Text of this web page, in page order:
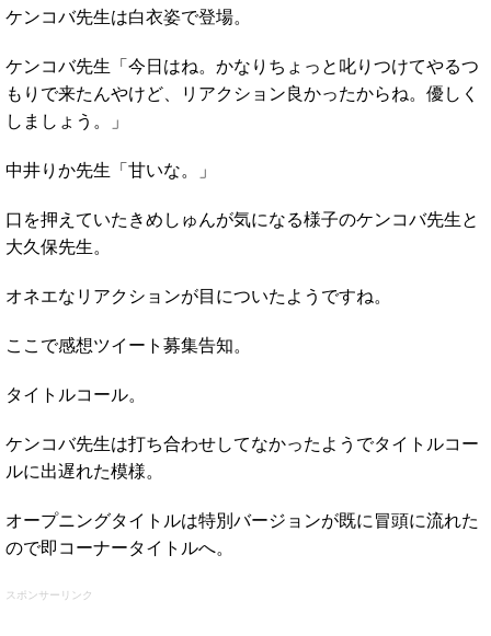
ケンコバ先生は白衣姿で登場。
ケンコバ先生「今日はね。かなりちょっと叱りつけてやるつ
もりで来たんやけど、リアクション良かったからね。優しく
しましょう。」
中井りか先生「甘いな。」
口を押えていたきめしゅんが気になる様子のケンコバ先生と
大久保先生。
オネエなリアクションが目についたようですね。
ここで感想ツイート募集告知。
タイトルコール。
ケンコバ先生は打ち合わせしてなかったようでタイトルコー
ルに出遅れた模様。
オープニングタイトルは特別バージョンが既に冒頭に流れた
ので即コーナータイトルへ。
スポンサーリンク